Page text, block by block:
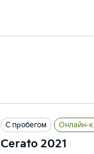
С пробегом Онлайн-
Cerato 2021